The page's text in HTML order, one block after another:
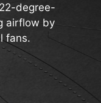
degree-
airflow by
fans.